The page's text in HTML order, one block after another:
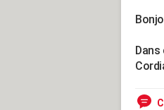
Dans